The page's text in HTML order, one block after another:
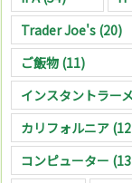
Trader Joe's (20)
ご飯物 (11)
インスタントラー
カリフォルニア
コンピューター